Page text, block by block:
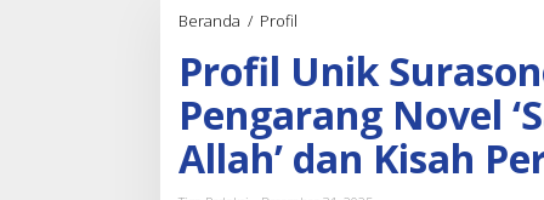
Beranda / Profil
o
f
i
l
U
n
Profil Unik
Pengarang Novel
Allah’ dan Kisah